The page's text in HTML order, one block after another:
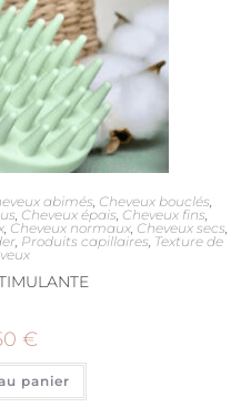
abimés Cheveux bouclés
Cheveux épais Cheveux fins
Cheveux normaux Cheveux secs
Produits capillaires Texture de
€
panier